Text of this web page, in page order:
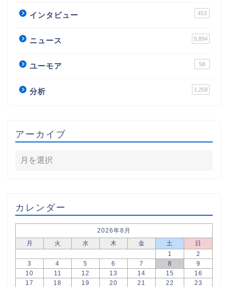
インタビュー 453
ニュース 5,894
ユーモア 58
分析 1,258
アーカイブ
カレンダー
2026年8月
月
火 水 木 金 土
日
1
2
3
4 5 6 7 8
9
10
11 12 13 14 15
16
17
18 19 20 21 22
23